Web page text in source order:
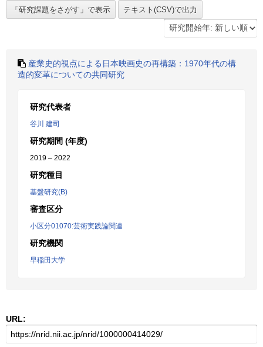
産業史的視点による日本映画史の再構築：1970年代の構
造的変革についての共同研究
研究代表者
谷川 建司
研究期間 (年度)
2019 – 2022
研究種目
基盤研究(B)
審査区分
小区分01070:芸術実践論関連
研究機関
早稲田大学
URL: